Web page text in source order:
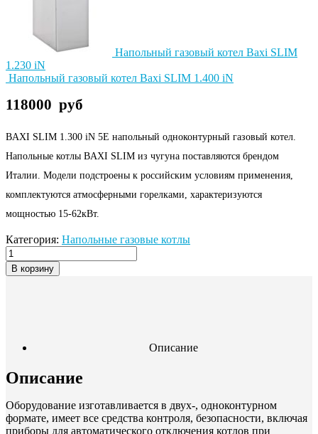
Напольный газовый котел Baxi SLIM
1.230 iN
Напольный газовый котел Baxi SLIM 1.400 iN
118000 руб
BAXI SLIM 1.300 iN 5E напольный одноконтурный газовый котел.
Напольные котлы BAXI SLIM из чугуна поставляются брендом
Италии. Модели подстроены к российским условиям применения,
комплектуются атмосферными горелками, характеризуются
мощностью 15-62кВт.
Категория: Напольные газовые котлы
В корзину
Описание
Описание
Оборудование изготавливается в двух-, одноконтурном
формате, имеет все средства контроля, безопасности, включая
приборы для автоматического отключения котлов при